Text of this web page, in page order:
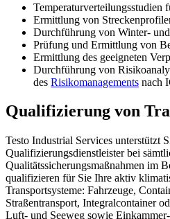
Temperaturverteilungsstudien
Ermittlung von
Durchführung von Winter-
Prüfung und Ermittlung von
Ermittlung des geeigneten
Durchführung von
des Risikomanagements nach
Qualifizierung von
Testo Industrial Services unterstützt
Qualifizierungsdienstleister bei
Qualitätssicherungsmaßnahmen im
qualifizieren für Sie Ihre aktiv
Transportsysteme: Fahrzeuge,
Straßentransport, Integralcontainer
Luft- und Seeweg sowie